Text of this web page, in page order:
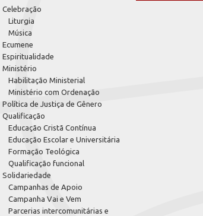
Celebração
Liturgia
Música
Ecumene
Espiritualidade
Ministério
Habilitação Ministerial
Ministério com Ordenação
Política de Justiça de Gênero
Qualificação
Educação Cristã Contínua
Educação Escolar e Universitária
Formação Teológica
Qualificação funcional
Solidariedade
Campanhas de Apoio
Campanha Vai e Vem
Parcerias intercomunitárias e